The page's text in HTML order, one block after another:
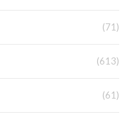
(71)
(613)
(61)